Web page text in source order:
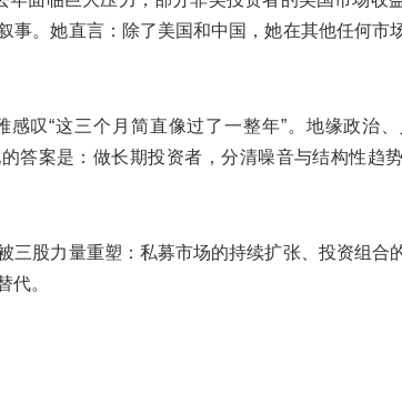
事。她直言：除了美国和中国，她在其他任何市
感叹“这三个月简直像过了一整年”。地缘政治
答案是：做长期投资者，分清噪音与结构性趋
三股力量重塑：私募市场的持续扩张、投资组合
代。